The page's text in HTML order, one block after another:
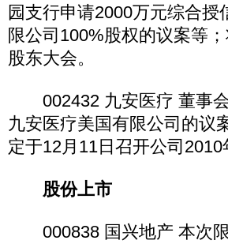
园支行申请2000万元综合
限公司100%股权的议案等
股东大会。
002432 九安医疗 董事会
九安医疗美国有限公司的议
定于12月11日召开公司
股份上市
000838 国兴地产 本次限